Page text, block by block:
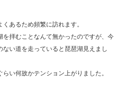
あるため頻繁に訪れます。
拝むことなんて無かったのですが、今
い道を走っていると琵琶湖見えまし
い何故かテンション上がりました。